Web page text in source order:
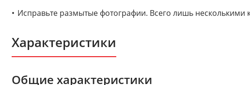
Исправьте размытые фотографии. Всего лишь
Характеристики
Общие характеристики